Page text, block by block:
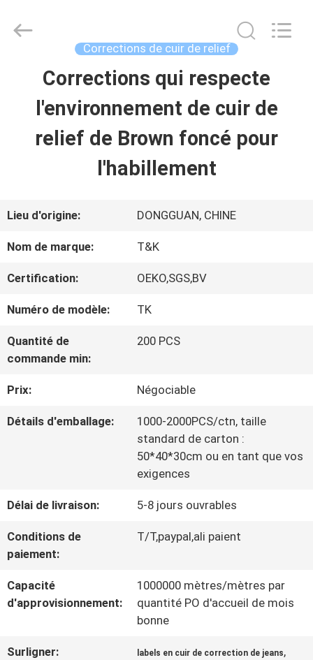
APERÇU
PRODUITS
PROPOS
DE
NOUS
VISITE
D'USINE
CONTRÔLE
DE
CONTACT
NOUVELLES
TOUS
T&K
Corrections de cuir de relief
Corrections qui respecte
l'environnement de cuir de
relief de Brown foncé pour
l'habillement
Lieu d'origine: DONGGUAN, CHINE
Nom de marque: T&K
Certification: OEKO,SGS,BV
Numéro de modèle: TK
Quantité de
commande min:
200 PCS
Prix: Négociable
Détails d'emballage:
1000-2000PCS/ctn, taille
standard de carton :
50*40*30cm ou en tant que vos
exigences
Délai de livraison: 5-8 jours ouvrables
Conditions de
paiement:
T/T,paypal,ali paient
Capacité
d'approvisionnement:
1000000 mètres/mètres par
quantité PO d'accueil de mois
bonne
Surligner: labels en cuir de correction de jeans,